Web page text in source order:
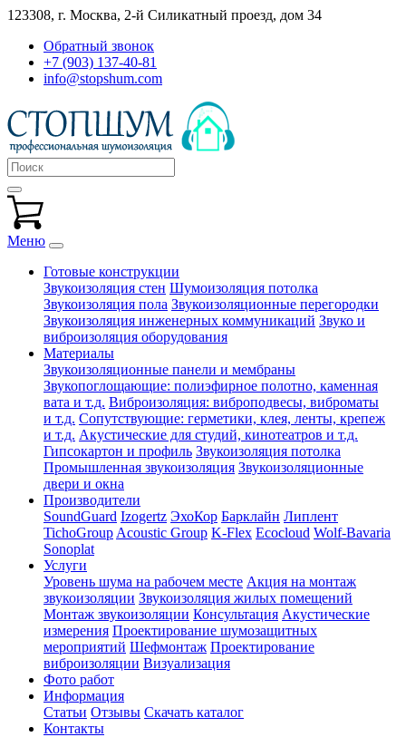
123308, г. Москва, 2-й Силикатный проезд, дом 34
Обратный звонок
+7 (903) 137-40-81
info@stopshum.com
Меню
Готовые конструкции
Звукоизоляция стен Шумоизоляция потолка
Звукоизоляция пола Звукоизоляционные перегородки
Звукоизоляция инженерных коммуникаций Звуко и
виброизоляция оборудования
Материалы
Звукоизоляционные панели и мембраны
Звукопоглощающие: полиэфирное полотно, каменная
вата и т.д. Виброизоляция: виброподвесы, виброматы
и т.д. Сопутствующие: герметики, клея, ленты, крепеж
и т.д. Акустические для студий, кинотеатров и т.д.
Гипсокартон и профиль Звукоизоляция потолка
Промышленная звукоизоляция Звукоизоляционные
двери и окна
Производители
SoundGuard Izogertz ЭхоКор Барклайн Липлент
TichoGroup Acoustic Group K-Flex Ecocloud Wolf-Bavaria
Sonoplat
Услуги
Уровень шума на рабочем месте Акция на монтаж
звукоизоляции Звукоизоляция жилых помещений
Монтаж звукоизоляции Консультация Акустические
измерения Проектирование шумозащитных
мероприятий Шефмонтаж Проектирование
виброизоляции Визуализация
Фото работ
Информация
Статьи Отзывы Скачать каталог
Контакты